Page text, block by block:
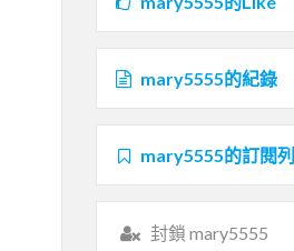
mary5555的紀錄
mary5555的訂閱
封鎖 mary5555